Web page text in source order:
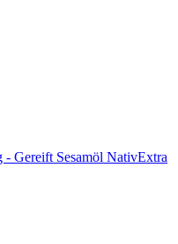
Sesamöl NativExtra